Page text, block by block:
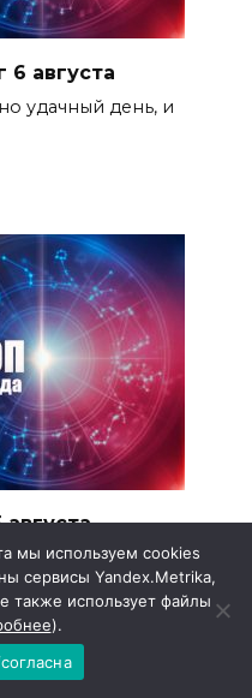
6 августа
удачный день, и
полезных
мы используем cookies
сервисы Yandex.Metrika,
также использует файлы
).